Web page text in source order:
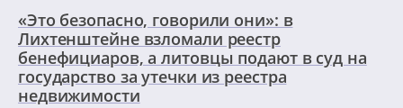
«Это безопасно, говорили они»: в
Лихтенштейне взломали реестр
бенефициаров, а литовцы подают в суд на
государство за утечки из реестра
недвижимости